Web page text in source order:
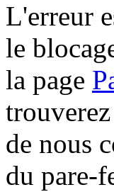
L'erreur
le
la page
de nous
du pare-